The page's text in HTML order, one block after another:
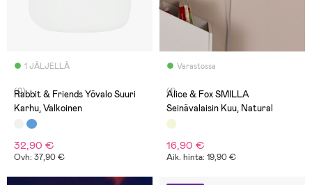
1 JÄLJELLÄ
(0)
Rabbit & Friends Yövalo Suuri
Karhu, Valkoinen
32,90 €
Ovh: 37,90 €
Varastossa
(1)
Alice & Fox SMILLA
Seinävalaisin Kuu, Natural
16,90 €
Aik. hinta: 19,90 €